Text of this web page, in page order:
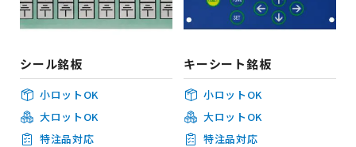
シール銘板
小ロットOK
大ロットOK
特注品対応
キーシート銘板
小ロットOK
大ロットOK
特注品対応